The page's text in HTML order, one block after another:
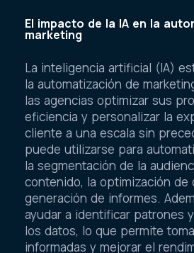
El impacto de la IA en la
marketing
La inteligencia artificial (IA)
la automatización de
las agencias optimizar sus
eficiencia y personalizar la
cliente a una escala sin
puede utilizarse para
la segmentación de la
contenido, la optimización de
generación de informes.
ayudar a identificar patrones
los datos, lo que permite
informadas y mejorar el